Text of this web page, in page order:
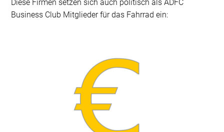
Diese Firmen setzen sich auch politisch als ADFC
Business Club Mitglieder für das Fahrrad ein: